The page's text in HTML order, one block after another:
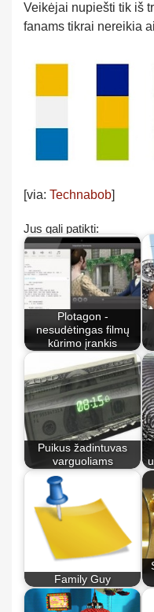
Veikėjai nupiešti tik iš
fanams tikrai nereikia
[via: Technabob]
Jus gali patikti:
Plotagon -
nesudėtingas filmų
kūrimo įrankis
Puikus žadintuvas
varguoliams
Family Guy